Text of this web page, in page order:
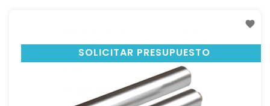
SOLICITAR PRESUPUESTO